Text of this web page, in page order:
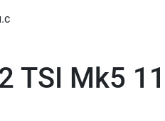
TSI Mk5